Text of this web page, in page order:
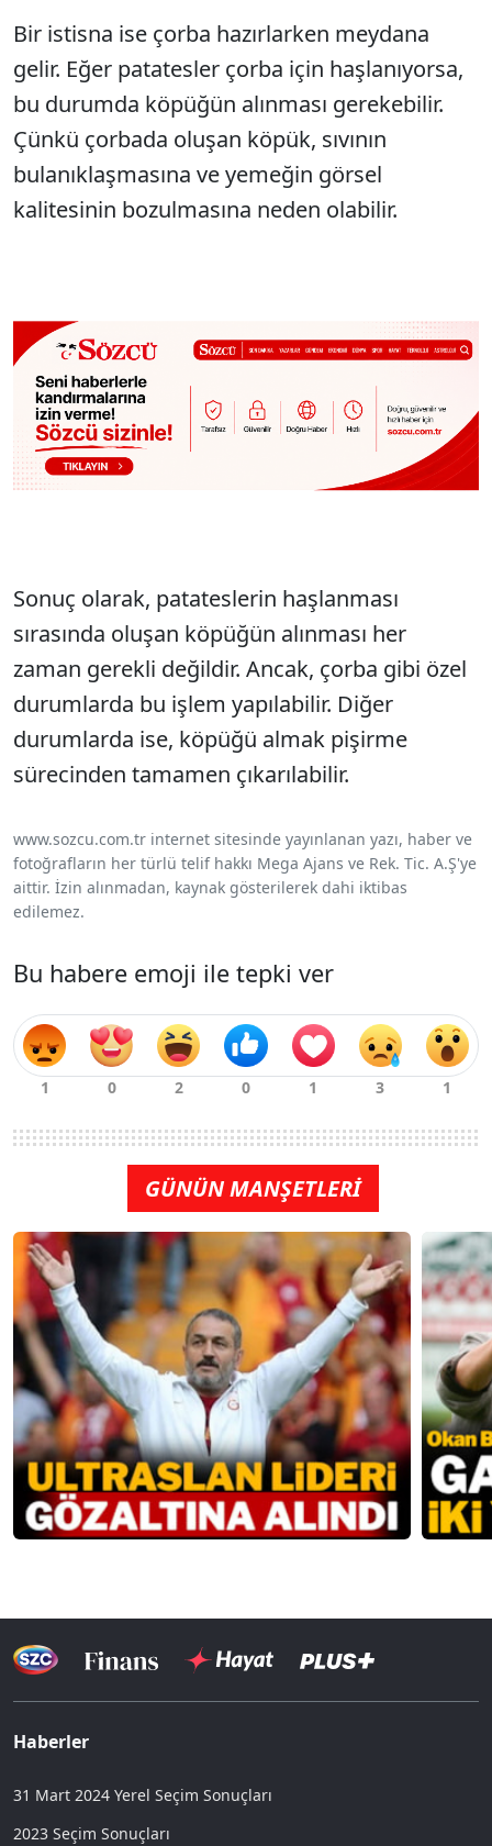
Bir istisna ise çorba hazırlarken meydana
gelir. Eğer patatesler çorba için haşlanıyorsa,
bu durumda köpüğün alınması gerekebilir.
Çünkü çorbada oluşan köpük, sıvının
bulanıklaşmasına ve yemeğin görsel
kalitesinin bozulmasına neden olabilir.
Sonuç olarak, patateslerin haşlanması
sırasında oluşan köpüğün alınması her
zaman gerekli değildir. Ancak, çorba gibi özel
durumlarda bu işlem yapılabilir. Diğer
durumlarda ise, köpüğü almak pişirme
sürecinden tamamen çıkarılabilir.
www.sozcu.com.tr internet sitesinde yayınlanan yazı, haber ve
fotoğrafların her türlü telif hakkı Mega Ajans ve Rek. Tic. A.Ş'ye
aittir. İzin alınmadan, kaynak gösterilerek dahi iktibas
edilemez.
Bu habere emoji ile tepki ver
GÜNÜN MANŞETLERİ
Haberler
31 Mart 2024 Yerel Seçim Sonuçları
2023 Seçim Sonuçları